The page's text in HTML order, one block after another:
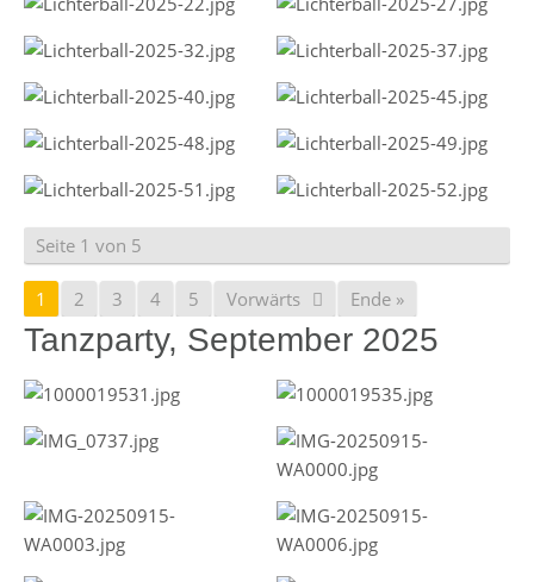
Seite 1 von 5
1 2 3 4 5 Vorwärts Ende »
Tanzparty, September 2025